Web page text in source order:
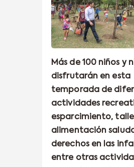
Más de 100 niños y
disfrutarán en esta
temporada de
actividades
esparcimiento,
alimentación
derechos en las
entre otras